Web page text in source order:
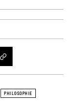
PHILOSOPHIE